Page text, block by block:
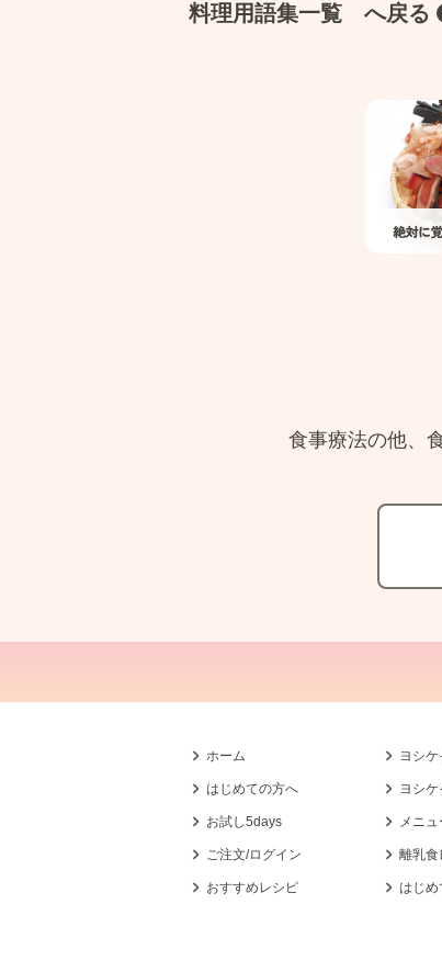
料理用語集一覧 へ戻る
食事療法の他、
ホーム
はじめての方へ
お試し5days
ご注文/ログイン
おすすめレシピ
ヨシ
ヨシ
メニ
離乳食
はじめ